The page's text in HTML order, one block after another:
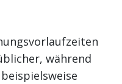
während